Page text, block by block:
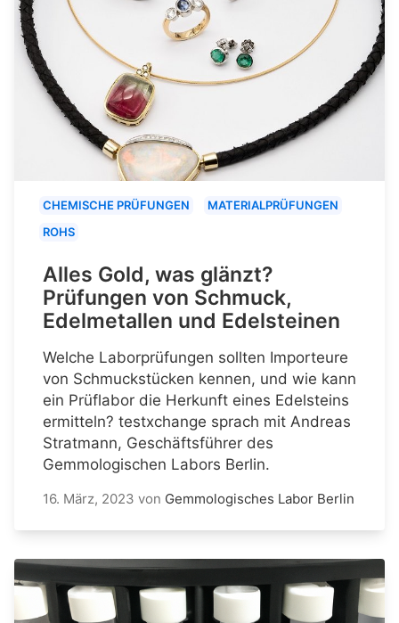
CHEMISCHE PRÜFUNGEN
MATERIALPRÜFUNGEN
ROHS
Alles Gold, was glänzt?
Prüfungen von Schmuck,
Edelmetallen und Edelsteinen
Welche Laborprüfungen sollten Importeure
von Schmuckstücken kennen, und wie kann
ein Prüflabor die Herkunft eines Edelsteins
ermitteln? testxchange sprach mit Andreas
Stratmann, Geschäftsführer des
Gemmologischen Labors Berlin.
16. März, 2023 von Gemmologisches Labor Berlin